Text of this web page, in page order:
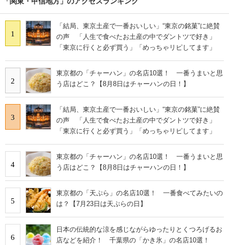
1
「結局、東京土産で一番おいしい」“東京の銘菓”に絶賛
の声 「人生で食べたお土産の中でダントツで好き」
「東京に行くと必ず買う」「めっちゃリピしてます」
2
東京都の「チャーハン」の名店10選！ 一番うまいと思
う店はどこ？【8月8日はチャーハンの日！】
3
「結局、東京土産で一番おいしい」“東京の銘菓”に絶賛
の声 「人生で食べたお土産の中でダントツで好き」
「東京に行くと必ず買う」「めっちゃリピしてます」
4
東京都の「チャーハン」の名店10選！ 一番うまいと思
う店はどこ？【8月8日はチャーハンの日！】
5
東京都の「天ぷら」の名店10選！ 一番食べてみたいの
は？【7月23日は天ぷらの日】
6
日本の伝統的な涼を感じながらゆったりとくつろげるお
店などを紹介！ 千葉県の「かき氷」の名店10選！